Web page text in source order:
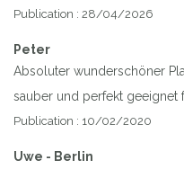
Publication : 28/04/2026
Peter
Absoluter wunderschöner
sauber und perfekt geeignet
Publication : 10/02/2020
Uwe - Berlin